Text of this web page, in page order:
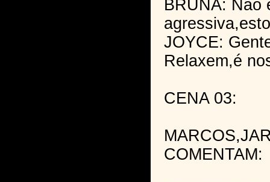
BRUNA: Não
JOYCE:
Relaxem,é
CENA 03:
COMENTAM: